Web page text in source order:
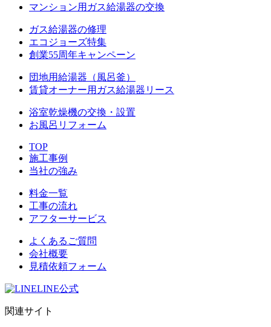
マンション用ガス給湯器の交換
ガス給湯器の修理
エコジョーズ特集
創業55周年キャンペーン
団地用給湯器（風呂釜）
賃貸オーナー用ガス給湯器リース
浴室乾燥機の交換・設置
お風呂リフォーム
TOP
施工事例
当社の強み
料金一覧
工事の流れ
アフターサービス
よくあるご質問
会社概要
見積依頼フォーム
LINE公式
関連サイト